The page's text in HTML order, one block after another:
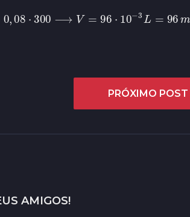
08⋅300⟶ 96 10−3 L =96 m
PRÓXIMO POST
AMIGOS!